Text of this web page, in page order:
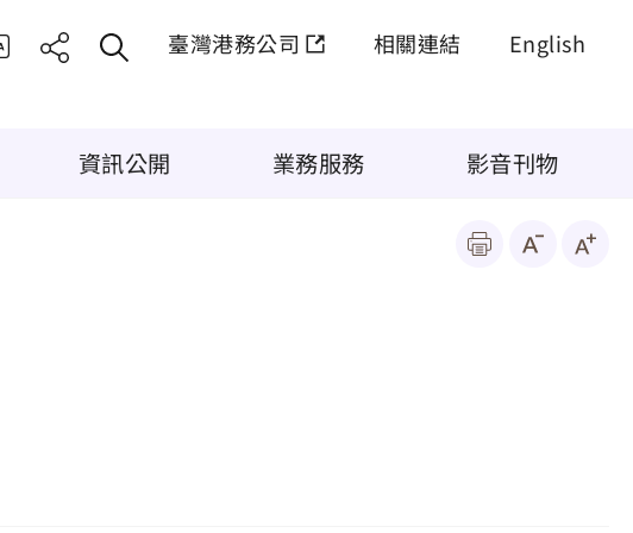
臺灣港務公司 相關連結 English
資訊公開 業務服務 影音刊物